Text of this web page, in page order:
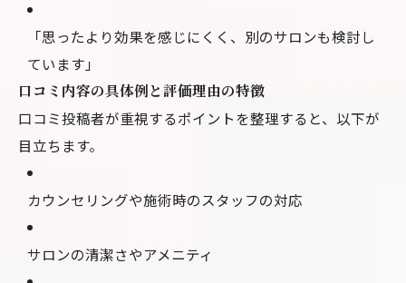
「思ったより効果を感じにくく、別のサロンも検討し
ています」
口コミ内容の具体例と評価理由の特徴
口コミ投稿者が重視するポイントを整理すると、以下が
目立ちます。
カウンセリングや施術時のスタッフの対応
サロンの清潔さやアメニティ